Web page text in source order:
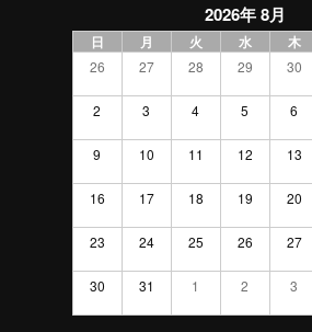
2026年 8月
日 月 火 水 木
26 27 28 29 30
2 3 4 5 6
9 10 11 12 13
16 17 18 19 20
23 24 25 26 27
30 31 1 2 3